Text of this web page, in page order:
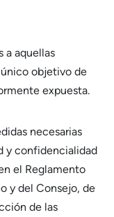
a aquellas
objetivo de
expuesta.
necesarias
y confidencialidad
el Reglamento
y del Consejo, de
de las